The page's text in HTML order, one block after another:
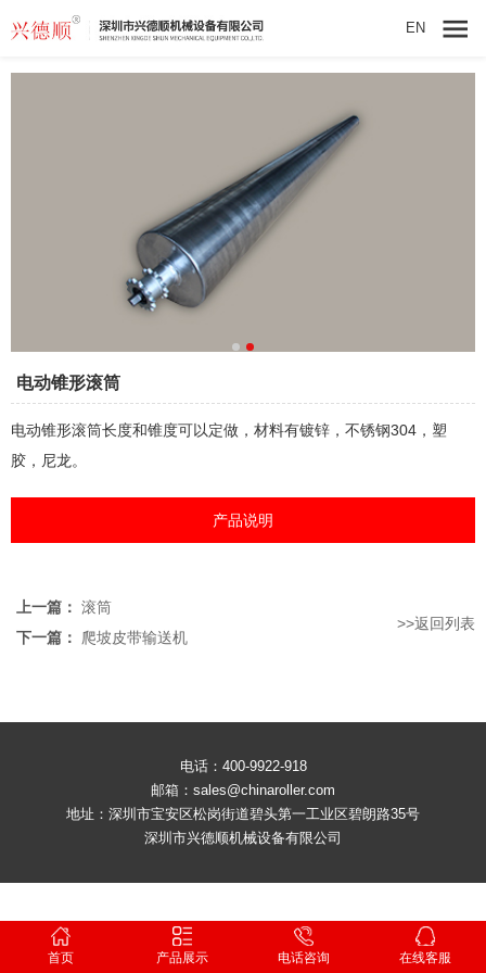
EN
电动锥形滚筒
电动锥形滚筒长度和锥度可以定做，材料有镀锌，不锈钢304，塑
胶，尼龙。
产品说明
上一篇： 滚筒
下一篇：
爬坡皮带输送机
>>返回列表
电话：400-9922-918
邮箱：sales@chinaroller.com
地址：深圳市宝安区松岗街道碧头第一工业区碧朗路35号
深圳市兴德顺机械设备有限公司
首页 产品展示 电话咨询 在线客服